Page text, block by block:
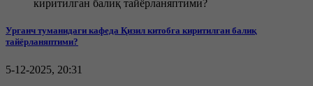
Урганч туманидаги кафеда Қизил китобга киритилган балиқ
тайёрланяптими?
5-12-2025, 20:31